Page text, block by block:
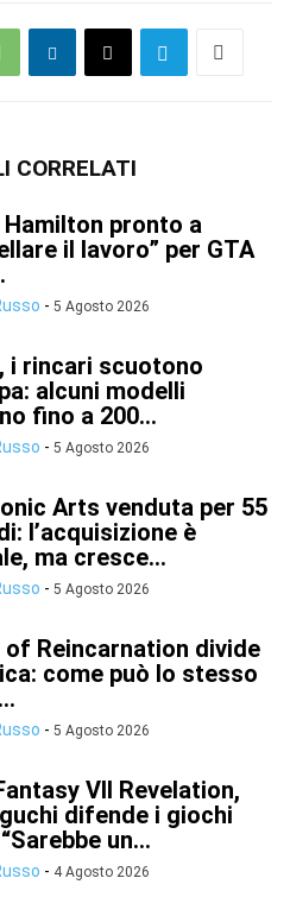
CORRELATI
Hamilton pronto a
il lavoro” per GTA
- 5 Agosto 2026
i rincari scuotono
alcuni modelli
fino a 200...
- 5 Agosto 2026
Arts venduta per 55
l’acquisizione è
ma cresce...
- 5 Agosto 2026
of Reincarnation divide
come può lo stesso
- 5 Agosto 2026
VII Revelation,
difende i giochi
un...
- 4 Agosto 2026